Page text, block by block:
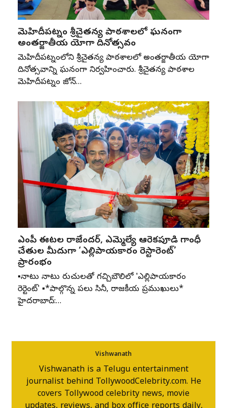
మెహిదీపట్నం శ్రీచైతన్య పాఠశాలలో ఘనంగా
అంతర్జాతీయ యోగా దినోత్సవం
మెహిదీపట్నంలోని శ్రీచైతన్య పాఠశాలలో అంతర్జాతీయ యోగా
దినోత్సవాన్ని ఘనంగా నిర్వహించారు. శ్రీచైతన్య పాఠశాల
మెహిదీపట్నం జోన్‌…
ఎంపీ ఈటల రాజేందర్, ఎమ్మెల్యే ఆరెకపూడి గాంధీ
చేతుల మీదుగా ‘ఎల్లిపాయకారం రెస్టారెంట్’
ప్రారంభం
▪️నాటు నాటు రుచులతో గచ్చిబౌలిలో 'ఎల్లిపాయకారం
రెస్టారెంట్' ▪️*పాల్గొన్న పలు సినీ, రాజకీయ ప్రముఖులు*
హైదరాబాద్:…
Vishwanath
Vishwanath is a Telugu entertainment
journalist behind TollywoodCelebrity.com. He
covers Tollywood celebrity news, movie